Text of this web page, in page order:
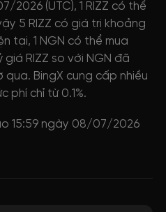
2026 (UTC), 1 RIZZ có thể
5 RIZZ có giá trị khoảng
tại, 1 NGN có thể mua
giá RIZZ so với NGN đã
BingX cung cấp nhiều
phí chỉ từ 0.1%.
15:59 ngày 08/07/2026